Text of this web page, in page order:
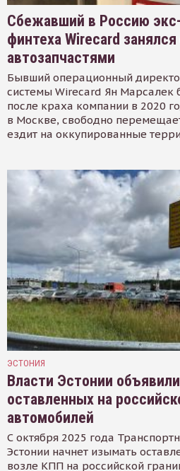
Сбежавший в Россию
финтеха Wirecard
автозапчастями
Бывший операционный
системы Wirecard Ян Марсалек
после краха компании в 2020
в Москве, свободно
ездит на оккупированные
ЭСТОНИЯ
Власти Эстонии
оставленных на
автомобилей
С октября 2025 года
Эстонии начнет изымать
возле КПП на российской